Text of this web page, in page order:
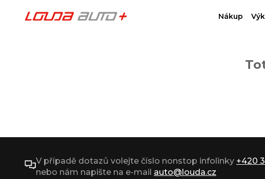
Nákup
V případě dotazů volejte číslo nonstop infolinky +420
nebo nám napište na e-mail auto@louda.cz